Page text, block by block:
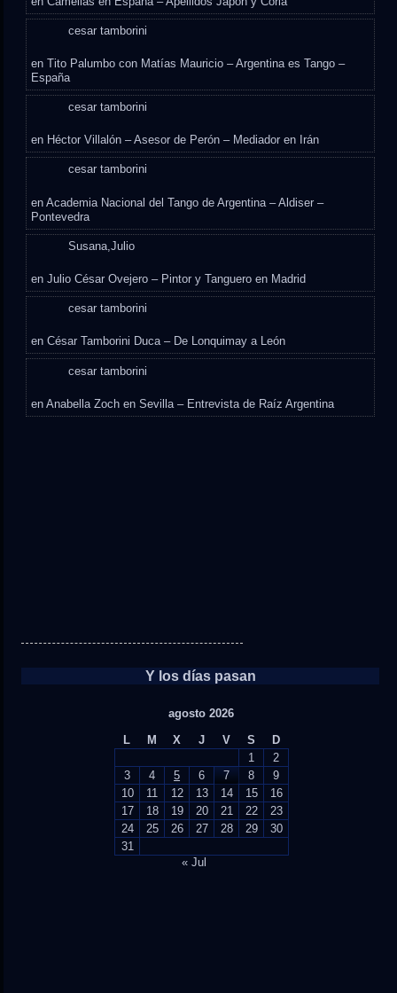
cesar tamborini
enTito Palumbo con Matías Mauricio – Argentina es Tango –
España
cesar tamborini
en Héctor Villalón – Asesor de Perón – Mediador en Irán
cesar tamborini
enAcademia Nacional del Tango de Argentina – Aldiser –
Pontevedra
Susana,Julio
enJulio César Ovejero – Pintor y Tanguero en Madrid
cesar tamborini
enCésar Tamborini Duca – De Lonquimay a León
cesar tamborini
enAnabella Zoch en Sevilla – Entrevista de Raíz Argentina
Y los días pasan
agosto 2026
L
M X J V S
D
1
2
3
4 5 6 7 8
9
10
11 12 13 14 15
16
17
18 19 20 21 22
23
24
25 26 27 28 29
30
31
« Jul